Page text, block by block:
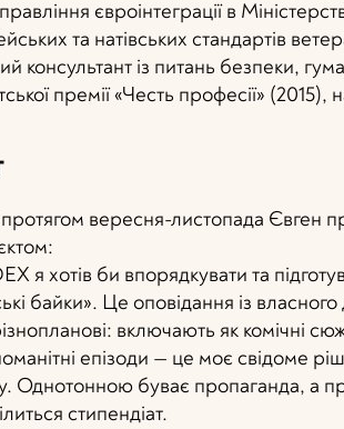
євроінтеграції в
та натівських стандартів
із питань безпеки,
премії «Честь професії»
протягом вересня-листопада Євген
я хотів би впорядкувати та
байки». Це оповідання із
включають як комічні
епізоди — це моє свідоме
Однотонною буває пропаганда, а
стипендіат.